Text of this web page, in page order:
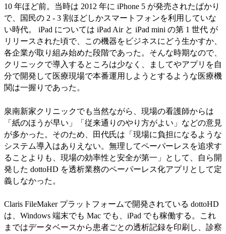
10 年ほど前。当時は 2012 年に iPhone 5 が発売されたばかり
で、国民の 2 - 3 割ほどしかスマートフォンを利用していな
い時代。 iPad については iPad Air と iPad mini の第 1 世代 が
リリースされた頃で、この機器をビジネスにどう生かすか、
各企業が取り組み始めた段階であった。そんな時期なので、
クリニックで導入するところは少なく、ましてやアプリを自
分で開発して医療現場で本番運用しようとするような医療機
関は一握りであった。
泉南新家クリニックでも当然ながら、現場の看護師からは
「紙のほうが早い」「従来通りのやり方がよい」などの意見
が多かった。そのため、田代氏は「現場に負担になるような
システム導入はありえない。無理してペーパーレスを追求す
ることよりも、現場の効率性と安全が第一」として、自ら開
発した dottoHD を透析業務のペーパーレス化アプリとして定
義しなかった。
Claris FileMaker プラットフォームで開発されている dottoHD
は、Windows 端末でも Mac でも、iPad でも稼働する。これ
まではデータベースから患者ごとの透析記録を印刷し、診察